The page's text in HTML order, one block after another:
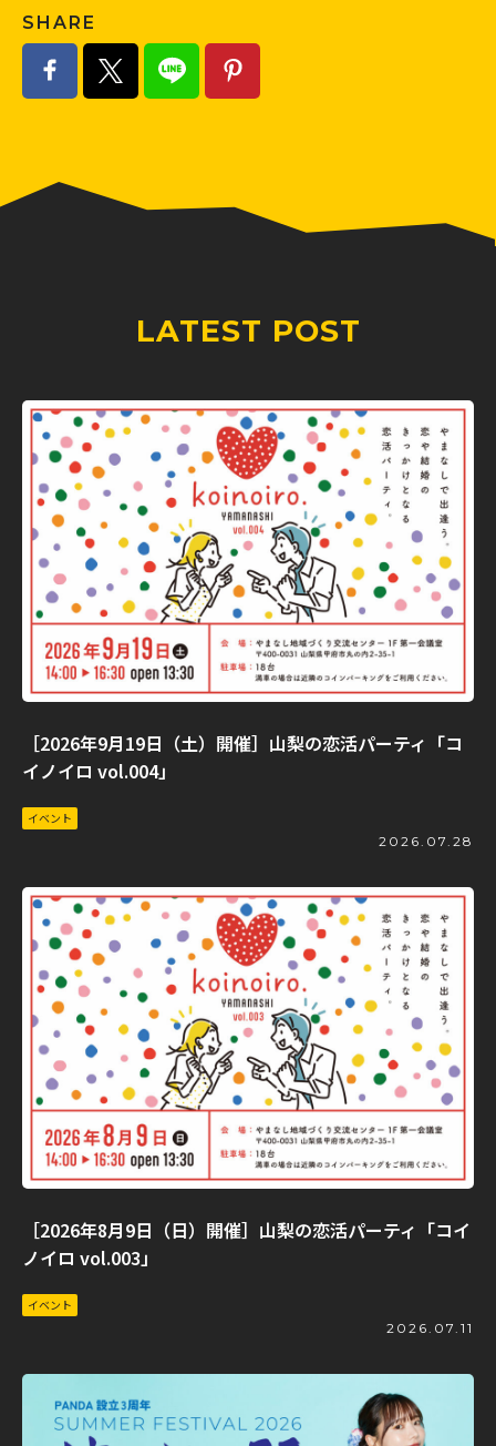
SHARE
LATEST POST
［2026年9月19日（土）開催］山梨の恋活パーティ「コ
イノイロ vol.004」
イベント
2026.07.28
［2026年8月9日（日）開催］山梨の恋活パーティ「コイ
ノイロ vol.003」
イベント
2026.07.11